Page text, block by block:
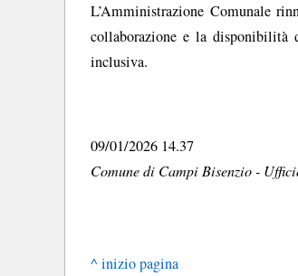
L’Amministrazione Comunale
collaborazione e la disponibilità
inclusiva.
09/01/2026 14.37
Comune di Campi Bisenzio -
^ inizio pagina